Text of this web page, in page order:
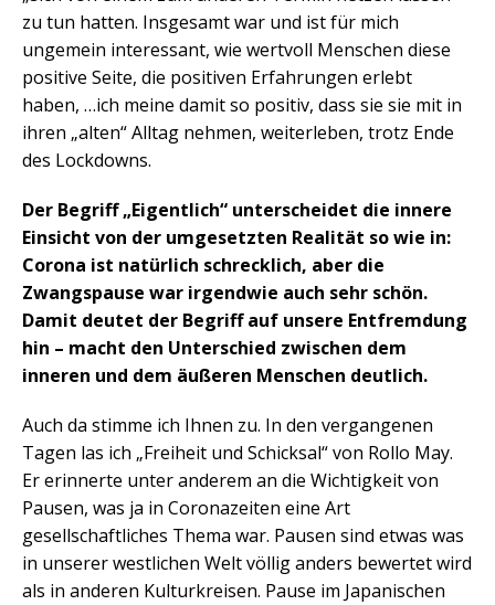
zu tun hatten. Insgesamt war und ist für mich
ungemein interessant, wie wertvoll Menschen diese
positive Seite, die positiven Erfahrungen erlebt
haben, …ich meine damit so positiv, dass sie sie mit in
ihren „alten“ Alltag nehmen, weiterleben, trotz Ende
des Lockdowns.
Der Begriff „Eigentlich“ unterscheidet die innere
Einsicht von der umgesetzten Realität so wie in:
Corona ist natürlich schrecklich, aber die
Zwangspause war irgendwie auch sehr schön.
Damit deutet der Begriff auf unsere Entfremdung
hin – macht den Unterschied zwischen dem
inneren und dem äußeren Menschen deutlich.
Auch da stimme ich Ihnen zu. In den vergangenen
Tagen las ich „Freiheit und Schicksal“ von Rollo May.
Er erinnerte unter anderem an die Wichtigkeit von
Pausen, was ja in Coronazeiten eine Art
gesellschaftliches Thema war. Pausen sind etwas was
in unserer westlichen Welt völlig anders bewertet wird
als in anderen Kulturkreisen. Pause im Japanischen